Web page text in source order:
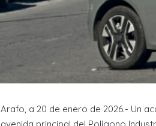
Arafo, a 20 de enero de 2026.- Un
avenida principal del Polígono